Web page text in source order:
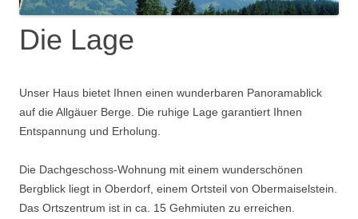
Die Lage
Unser Haus bietet Ihnen einen wunderbaren Panoramablick
auf die Allgäuer Berge. Die ruhige Lage garantiert Ihnen
Entspannung und Erholung.
Die Dachgeschoss-Wohnung mit einem wunderschönen
Bergblick liegt in Oberdorf, einem Ortsteil von Obermaiselstein.
Das Ortszentrum ist in ca. 15 Gehmiuten zu erreichen.